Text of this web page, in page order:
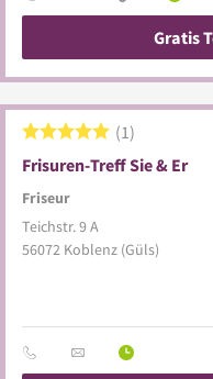
Gratis
Frisuren-Treff Sie & Er
Friseur
1
Teichstr. 9 A
56072 Koblenz (Güls)